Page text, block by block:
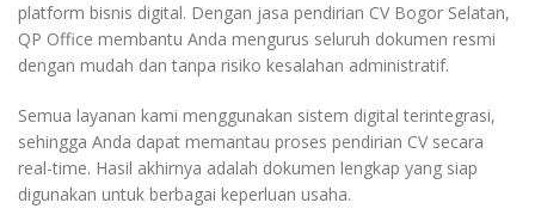
platform bisnis digital. Dengan jasa pendirian CV Bogor Selatan,
QP Office membantu Anda mengurus seluruh dokumen resmi
dengan mudah dan tanpa risiko kesalahan administratif.
Semua layanan kami menggunakan sistem digital terintegrasi,
sehingga Anda dapat memantau proses pendirian CV secara
real-time. Hasil akhirnya adalah dokumen lengkap yang siap
digunakan untuk berbagai keperluan usaha.